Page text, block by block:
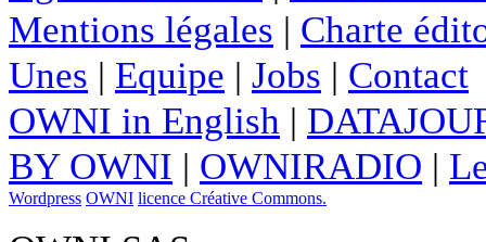
Mentions légales | Charte
Unes | Equipe | Jobs | Contact
OWNI in English |
BY OWNI | OWNIRADIO |
Wordpress OWNI licence Créative Commons.